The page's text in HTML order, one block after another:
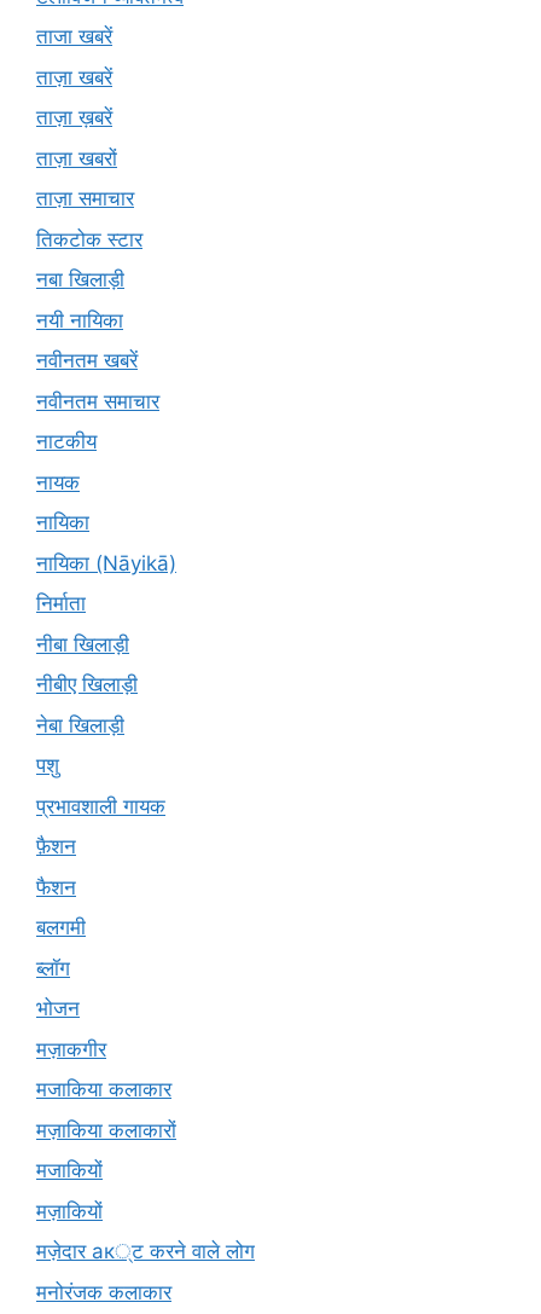
ताजा खबरें
ताज़ा खबरें
ताज़ा ख़बरें
ताज़ा खबरों
ताज़ा समाचार
तिकटोक स्टार
नबा खिलाड़ी
नयी नायिका
नवीनतम खबरें
नवीनतम समाचार
नाटकीय
नायक
नायिका
नायिका (Nāyikā)
निर्माता
नीबा खिलाड़ी
नीबीए खिलाड़ी
नेबा खिलाड़ी
पशु
प्रभावशाली गायक
फ़ैशन
फैशन
बलगमी
ब्लॉग
भोजन
मज़ाकगीर
मजाकिया कलाकार
मज़ाकिया कलाकारों
मजाकियों
मज़ाकियों
मज़ेदार ак्ट करने वाले लोग
मनोरंजक कलाकार